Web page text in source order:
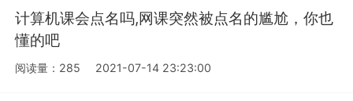
计算机课会点名吗,网课突然被点名的尴尬，你也
懂的吧
阅读量：285 2021-07-14 23:23:00